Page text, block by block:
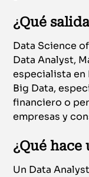
¿Qué
Data Science
Data Analyst,
especialista
Big Data,
financiero o
empresas y
¿Qué hace
Un Data